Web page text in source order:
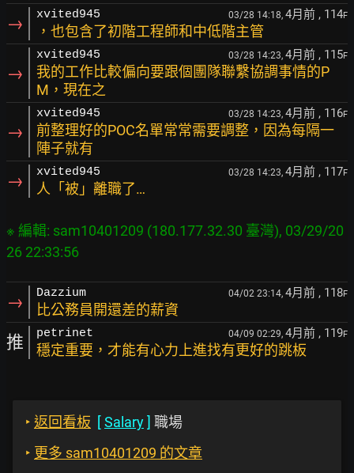
→ xvited945 03/28 14:18, 4月前 , 114F
，也包含了初階工程師和中低階主管
→
xvited945 03/28 14:23, 4月前 , 115F
我的工作比較偏向要跟個團隊聯繫協調事情的P
M，現在之
→
xvited945 03/28 14:23, 4月前 , 116F
前整理好的POC名單常常需要調整，因為每隔一
陣子就有
→ xvited945 03/28 14:23, 4月前 , 117F
人「被」離職了…
※ 編輯: sam10401209 (180.177.32.30 臺灣), 03/29/20
→ Dazzium 04/02 23:14, 4月前 , 118F
比公務員開還差的薪資
推 petrinet 04/09 02:29, 4月前 , 119F
穩定重要，才能有心力上進找有更好的跳板
‣ 返回看板 [Salary] 職場
‣ 更多 sam10401209 的文章